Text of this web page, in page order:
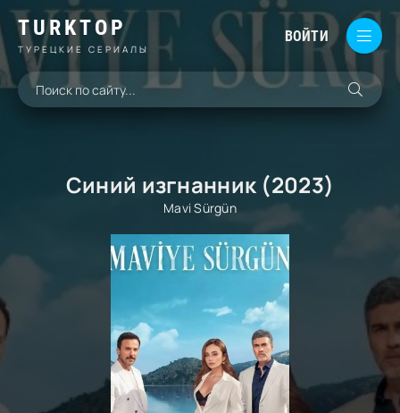
TURKTOP
ТУРЕЦКИЕ СЕРИАЛЫ
ВОЙТИ
Синий изгнанник (2023)
Mavi Sürgün